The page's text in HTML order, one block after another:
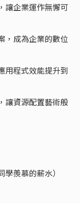
讓企業運作無懈可
，成為企業的數位
用程式效能提升到
讓資源配置藝術般
羨慕的薪水）